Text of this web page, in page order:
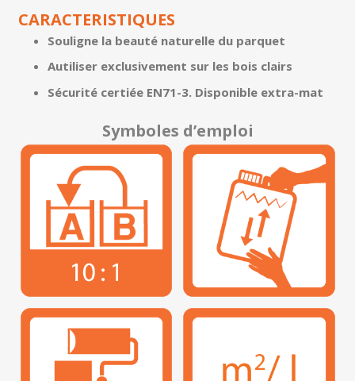
CARACTERISTIQUES
Souligne la beauté naturelle du parquet
Autiliser exclusivement sur les bois clairs
Sécurité certiée EN71-3. Disponible extra-mat
Symboles d’emploi